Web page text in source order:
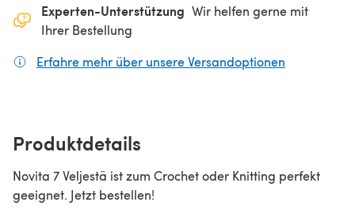
Experten-Unterstützung Wir helfen gerne mit
Ihrer Bestellung
Erfahre mehr über unsere Versandoptionen
Produktdetails
Novita 7 Veljestä ist zum Crochet oder Knitting perfekt
geeignet. Jetzt bestellen!